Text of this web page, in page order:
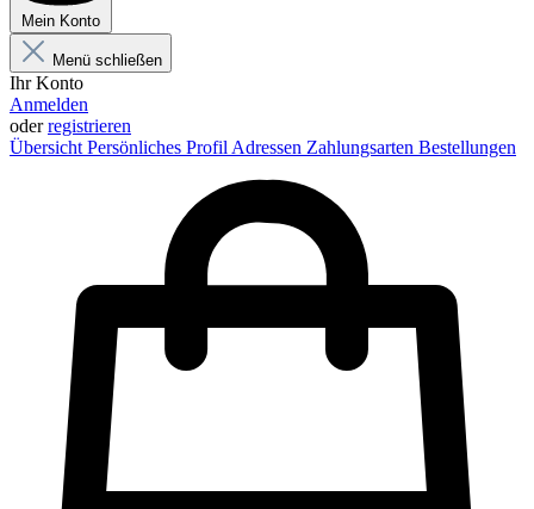
Mein Konto
Menü schließen
Ihr Konto
Anmelden
oderregistrieren
Übersicht Persönliches Profil Adressen Zahlungsarten Bestellungen